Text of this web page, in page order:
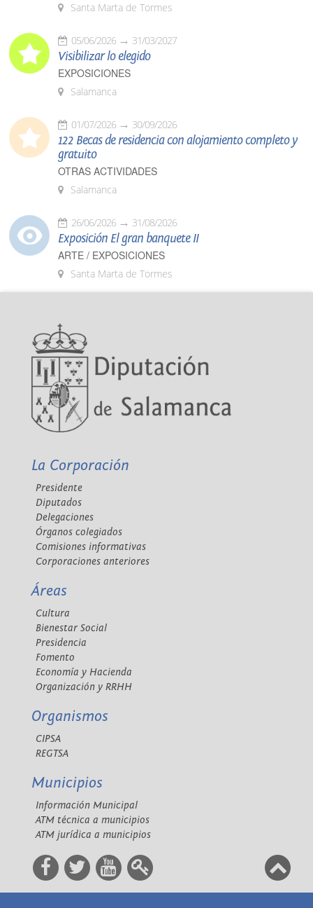
Santa Marta de Tormes
05/06/2026 31/03/2027
Visibilizar lo elegido
EXPOSICIONES
Salamanca
01/07/2026 30/09/2026
122 Becas de residencia con alojamiento completo y
gratuito
OTRAS ACTIVIDADES
Salamanca
26/06/2026 31/08/2026
Exposición El gran banquete II
ARTE / EXPOSICIONES
Santa Marta de Tormes
La Corporación
Presidente
Diputados
Delegaciones
Órganos colegiados
Comisiones informativas
Corporaciones anteriores
Áreas
Cultura
Bienestar Social
Presidencia
Fomento
Economía y Hacienda
Organización y RRHH
Organismos
CIPSA
REGTSA
Municipios
Información Municipal
ATM técnica a municipios
ATM jurídica a municipios